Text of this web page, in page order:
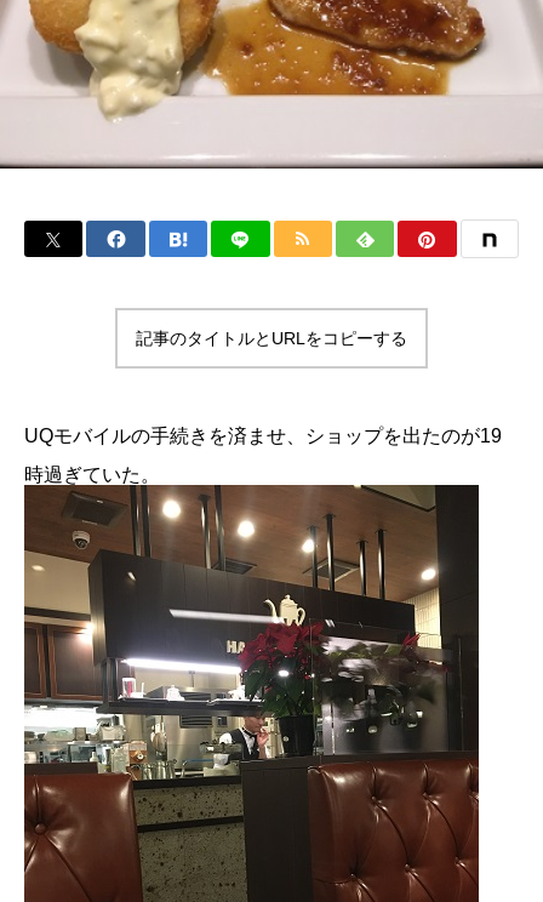
記事のタイトルとURLをコピーする
UQモバイルの手続きを済ませ、ショップを出たのが19
時過ぎていた。